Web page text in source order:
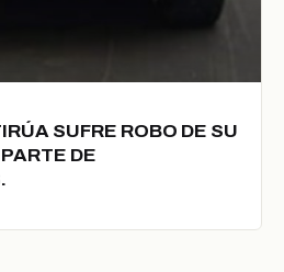
SUFRE ROBO DE SU
DE